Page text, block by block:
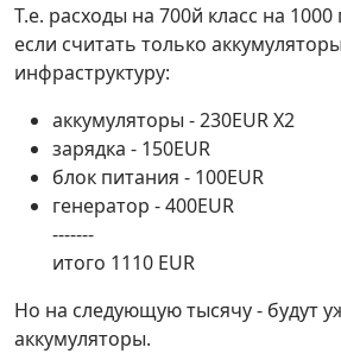
Т.е. расходы на 700й класс на 1000
если считать только
инфраструктуру:
аккумуляторы - 230EUR X2
зарядка - 150EUR
блок питания - 100EUR
генератор - 400EUR
-------
итого 1110 EUR
Но на следующую тысячу - будут
аккумуляторы.